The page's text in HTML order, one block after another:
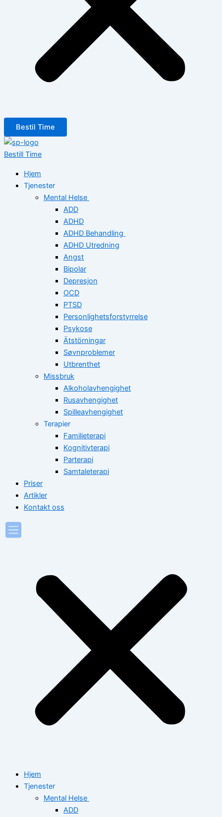
Bestil Time
Bestill Time
Hjem
Tjenester
Mental Helse
ADD
ADHD
ADHD Behandling
ADHD Utredning
Angst
Bipolar
Depresjon
OCD
PTSD
Personlighetsforstyrrelse
Psykose
Ätstörningar
Søvnproblemer
Utbrenthet
Missbruk
Alkoholavhengighet
Rusavhengighet
Spilleavhengighet
Terapier
Familieterapi
Kognitivterapi
Parterapi
Samtaleterapi
Priser
Artikler
Kontakt oss
Hjem
Tjenester
Mental Helse
ADD